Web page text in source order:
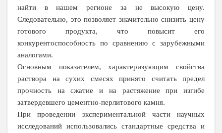
найти в нашем регионе за не высокую цену.
Следовательно, это позволяет значительно снизить цену
готового продукта, что повысит его
конкурентоспособность по сравнению с зарубежными
аналогами.
Основным показателем, характеризующим свойства
раствора на сухих смесях принято считать предел
прочность на сжатие и на растяжение при изгибе
затвердевшего цементно-перлитового камня.
При проведении экспериментальной части научных
исследований использовались стандартные средства и